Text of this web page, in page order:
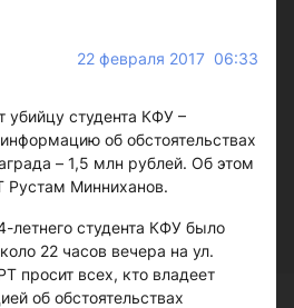
22 февраля 2017 06:33
убийцу студента КФУ –
об обстоятельствах
– 1,5 млн рублей. Об этом
Рустам Минниханов.
летнего студента КФУ было
22 часов вечера на ул.
просит всех, кто владеет
об обстоятельствах